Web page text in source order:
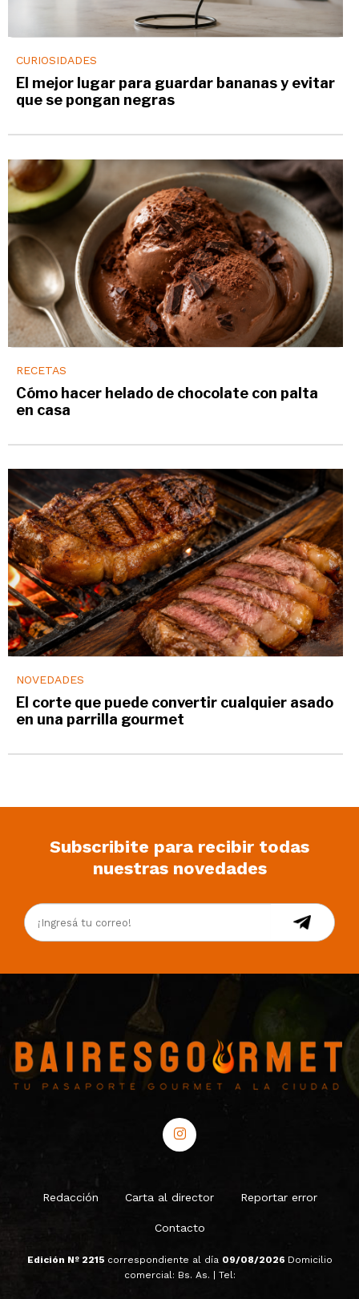
CURIOSIDADES
El mejor lugar para guardar bananas y evitar
que se pongan negras
RECETAS
Cómo hacer helado de chocolate con palta
en casa
NOVEDADES
El corte que puede convertir cualquier asado
en una parrilla gourmet
Subscribite para recibir todas
nuestras novedades
Redacción Carta al director Reportar error
Contacto
Edición Nº 2215 correspondiente al día 09/08/2026 Domicilio
comercial: Bs. As. | Tel: